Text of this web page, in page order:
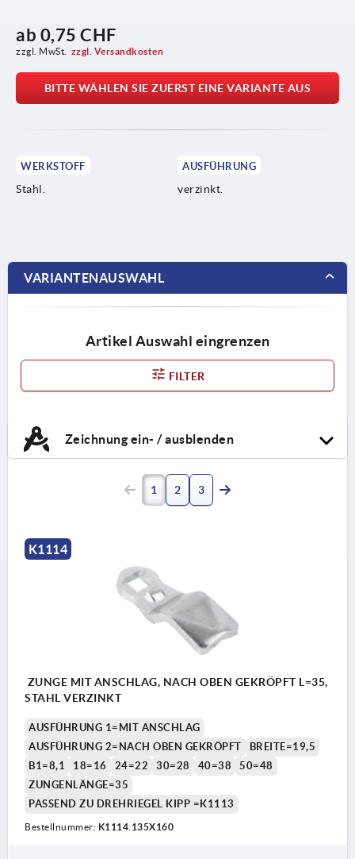
ab 0,75 CHF
zzgl. MwSt. zzgl. Versandkosten
BITTE WÄHLEN SIE ZUERST EINE VARIANTE AUS
WERKSTOFF
Stahl.
AUSFÜHRUNG
verzinkt.
VARIANTENAUSWAHL
Artikel Auswahl eingrenzen
FILTER
Zeichnung ein- / ausblenden
1 2 3
K1114
ZUNGE MIT ANSCHLAG, NACH OBEN GEKRÖPFT L=35,
STAHL VERZINKT
AUSFÜHRUNG 1=MIT ANSCHLAG
AUSFÜHRUNG 2=NACH OBEN GEKRÖPFT
BREITE=19,5
B1=8,1
18=16 24=22 30=28 40=38
50=48
ZUNGENLÄNGE=35
PASSEND ZU DREHRIEGEL KIPP =K1113
Bestellnummer: K1114.135X160